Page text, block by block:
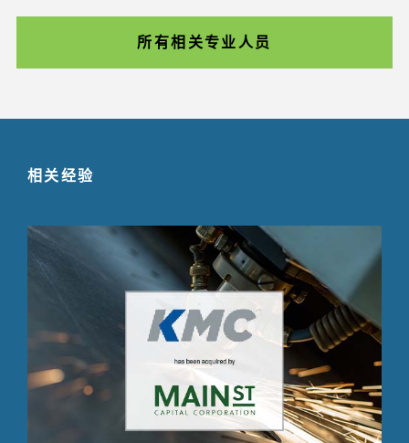
所有相关专业人员
相关经验